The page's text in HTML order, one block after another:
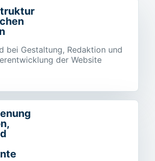
bei Gestaltung, Redaktion und
der Website